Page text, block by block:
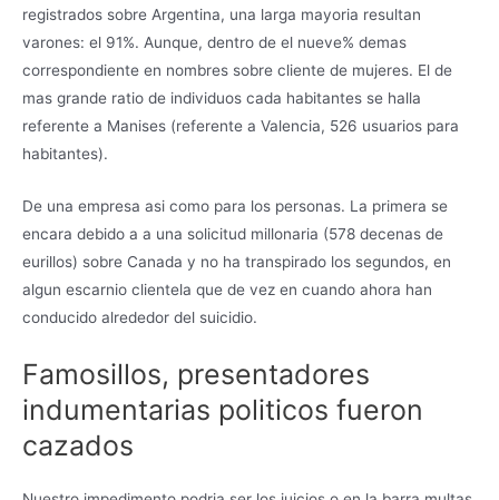
registrados sobre Argentina, una larga mayoria resultan
varones: el 91%. Aunque, dentro de el nueve% demas
correspondiente en nombres sobre cliente de mujeres. El de
mas grande ratio de individuos cada habitantes se halla
referente a Manises (referente a Valencia, 526 usuarios para
habitantes).
De una empresa asi­ como para los personas. La primera se
encara debido a a una solicitud millonaria (578 decenas de
eurillos) sobre Canada y no ha transpirado los segundos, en
algun escarnio clientela que de vez en cuando ahora han
conducido alrededor del suicidio.
Famosillos, presentadores
indumentarias politicos fueron
cazados